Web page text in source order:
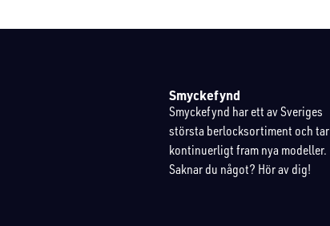
Smyckefynd
Smyckefynd har ett av Sveriges
största berlocksortiment och tar
kontinuerligt fram nya modeller.
Saknar du något? Hör av dig!